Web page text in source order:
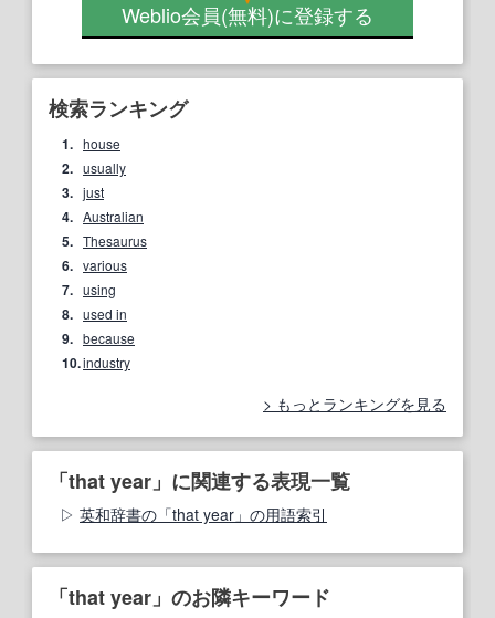
Weblio会員(無料)に登録する
検索ランキング
1. house
2. usually
3. just
4. Australian
5. Thesaurus
6. various
7. using
8. used in
9. because
10.industry
もっとランキングを見る
「that year」に関連する表現一覧
英和辞書の「that year」の用語索引
「that year」のお隣キーワード